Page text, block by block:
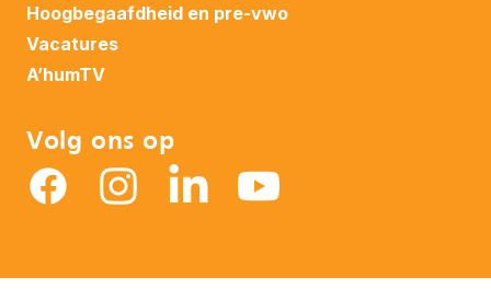
Hoogbegaafdheid en pre-vwo
Vacatures
A’humTV
Volg ons op